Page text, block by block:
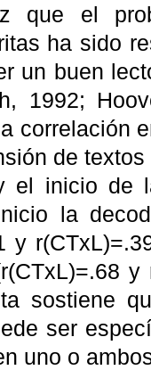
que el
ha sido
un buen
1992;
correlación
de textos
el inicio de
la
y
sostiene
ser
uno o